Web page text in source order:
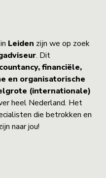
Leiden zijn we op zoek
. Dit
financiële,
en organisatorische
(internationale)
heel Nederland. Het
die betrokken en
naar jou!